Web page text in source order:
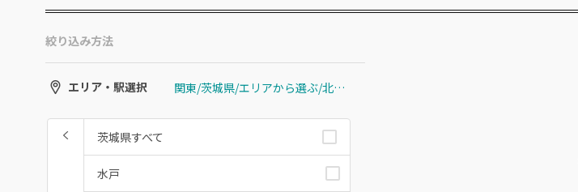
絞り込み方法
エリア・駅選択 関東/茨城県/エリアから選ぶ/北茨城・日立・ひたちなか
茨城県すべて
水戸